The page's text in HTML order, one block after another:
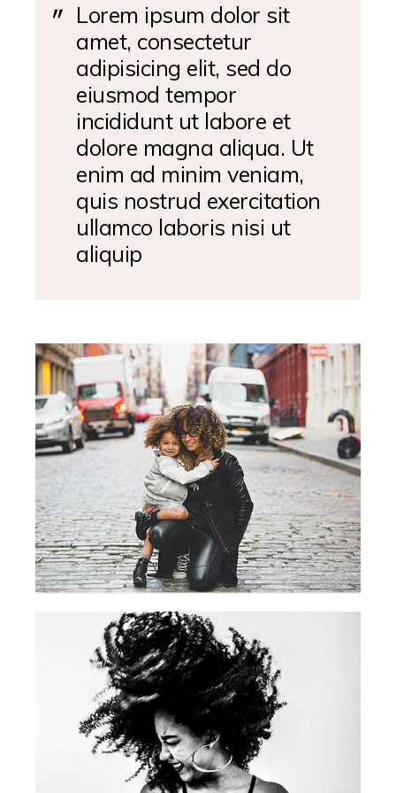
Lorem ipsum dolor sit
amet, consectetur
adipisicing elit, sed do
eiusmod tempor
incididunt ut labore et
dolore magna aliqua. Ut
enim ad minim veniam,
quis nostrud exercitation
ullamco laboris nisi ut
aliquip